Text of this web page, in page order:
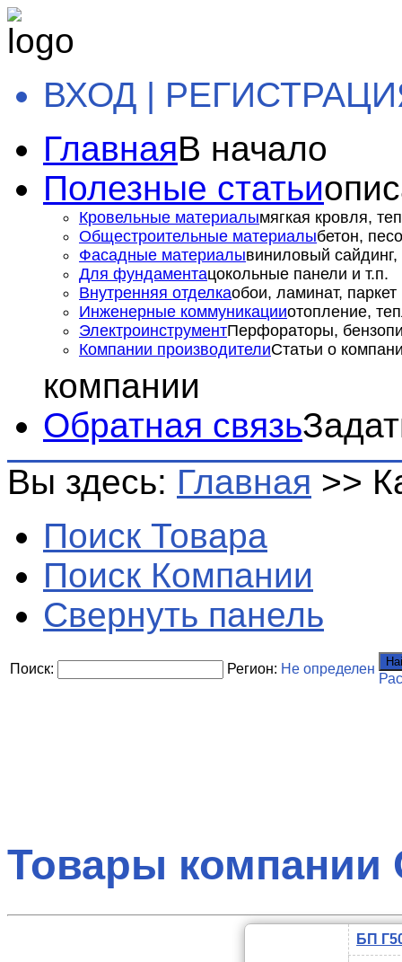
ВХОД |
ГлавнаяВ начало
Полезные статьи
Кровельные материалымягкая кровля,
Общестроительные материалыбетон,
Фасадные материалывиниловый сайдинг,
Для фундаментацокольные панели и т.п.
Внутренняя отделкаобои, ламинат, паркет
Инженерные коммуникацииотопление,
ЭлектроинструментПерфораторы,
Компании производителиСтатьи о
компании
Обратная связь
Вы здесь: Главная >>
Поиск Товара
Поиск Компании
Свернуть панель
Поиск: Регион: Не определен
Товары
БП